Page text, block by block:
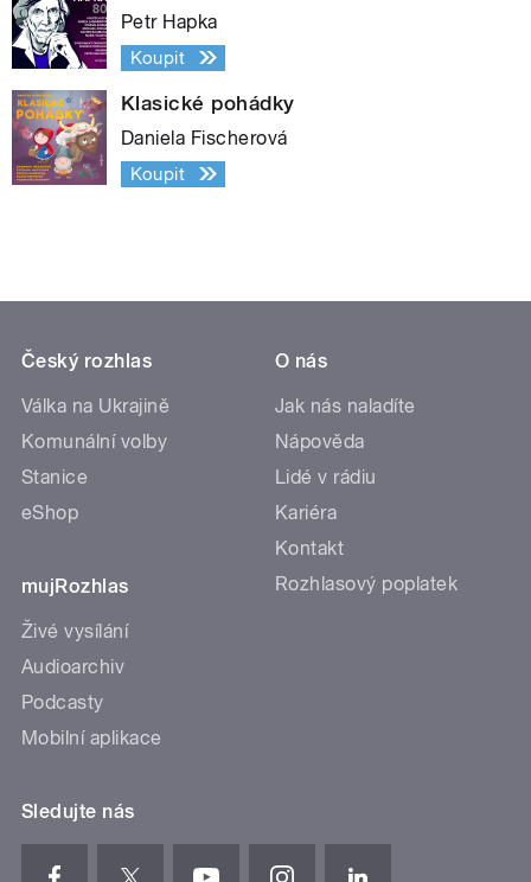
Petr Hapka
Koupit
Klasické pohádky
Daniela Fischerová
Koupit
Český rozhlas
Válka na Ukrajině
Komunální volby
Stanice
eShop
mujRozhlas
Živé vysílání
Audioarchiv
Podcasty
Mobilní aplikace
O nás
Jak nás naladíte
Nápověda
Lidé v rádiu
Kariéra
Kontakt
Rozhlasový poplatek
Sledujte nás